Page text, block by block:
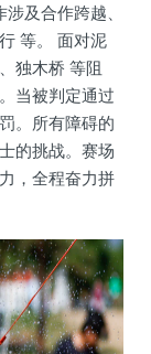
及合作跨越、
等。 面对泥
独木桥 等阻
当被判定通过
。所有障碍的
的挑战。赛场
，全程奋力拼